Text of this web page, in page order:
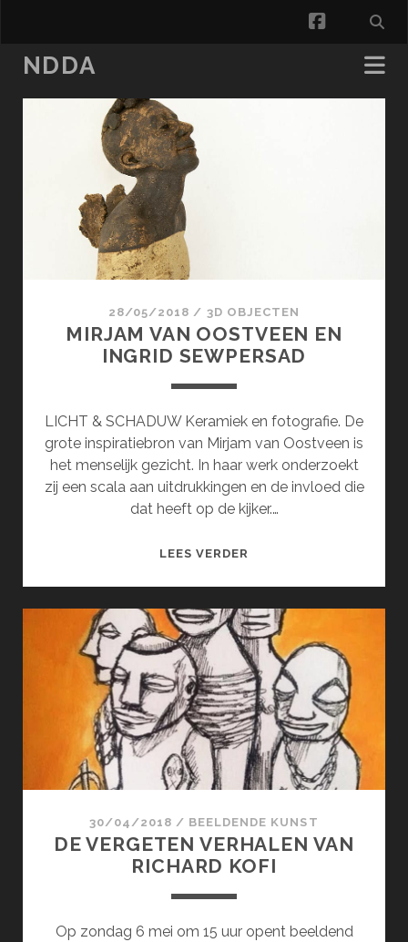
facebook
NDDA
NDDA
Posts
28/05/2018 / 3D OBJECTEN
MIRJAM VAN OOSTVEEN EN
INGRID SEWPERSAD
LICHT & SCHADUW Keramiek en fotografie. De
grote inspiratiebron van Mirjam van Oostveen is
het menselijk gezicht. In haar werk onderzoekt
zij een scala aan uitdrukkingen en de invloed die
dat heeft op de kijker.…
LEES VERDER
EN
INGRID
SEWPERSAD
30/04/2018 / BEELDENDE KUNST
DE VERGETEN VERHALEN VAN
RICHARD KOFI
Op zondag 6 mei om 15 uur opent beeldend